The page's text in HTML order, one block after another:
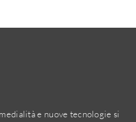
e nuove tecnologie si